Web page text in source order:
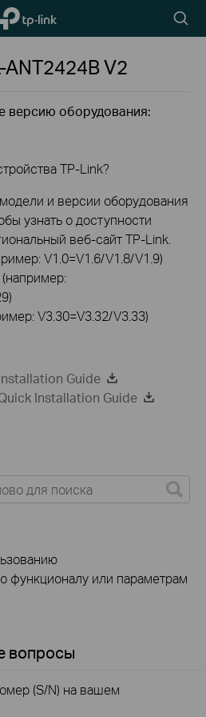
Link,
Reliably
icon
ANT2424BV2
версию оборудования:
TP-Link?
и версии оборудования
узнать о доступности
веб-сайт TP-Link.
V1.0=V1.6/V1.8/V1.9)
(например:
V3.30=V3.32/V3.33)
Guide
Installation Guide
функционалу или параметрам
вопросы
(S/N) на вашем